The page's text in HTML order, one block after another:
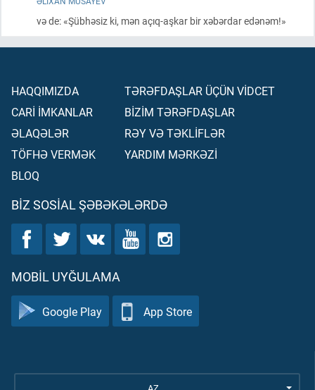
və de: «Şübhəsiz ki, mən açıq-aşkar bir xəbərdar edənəm!»
HAQQIMIZDA
CARİ İMKANLAR
ƏLAQƏLƏR
TÖFHƏ VERMƏK
BLOQ
TƏRƏFDAŞLAR ÜÇÜN VİDCET
BİZİM TƏRƏFDAŞLAR
RƏY VƏ TƏKLİFLƏR
YARDIM MƏRKƏZİ
BIZ SOSIAL ŞƏBƏKƏLƏRDƏ
MOBIL UYĞULAMA
Google Play App Store